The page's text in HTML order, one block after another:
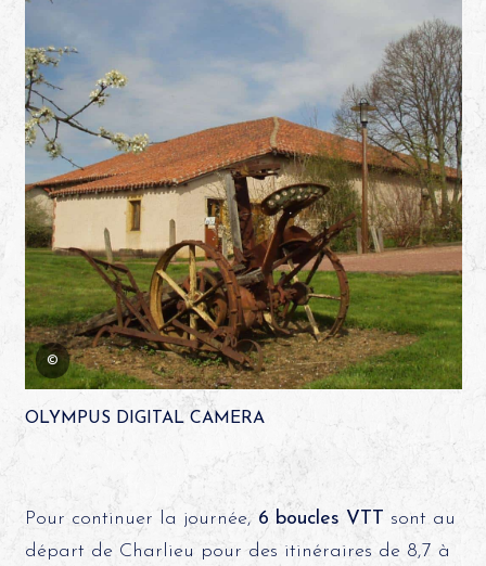
©
OLYMPUS DIGITAL CAMERA
Pour continuer la journée, 6 boucles VTT sont au
départ de Charlieu pour des itinéraires de 8,7 à